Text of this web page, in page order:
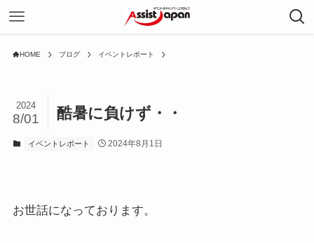
HOME ブログ イベントレポート
酷暑に負けず・・
2024
8/01
イベントレポート 2024年8月1日
お世話になっております。